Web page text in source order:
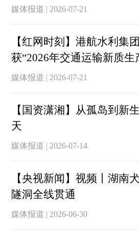
媒体报道 | 2026-07-21
【红网时刻】港航水利集
获“2026年交通运输新质生
等奖
媒体报道 | 2026-07-21
【国资潇湘】从孤岛到新
天
媒体报道 | 2026-07-14
【央视新闻】视频丨湖南
隧洞全线贯通
媒体报道 | 2026-06-30